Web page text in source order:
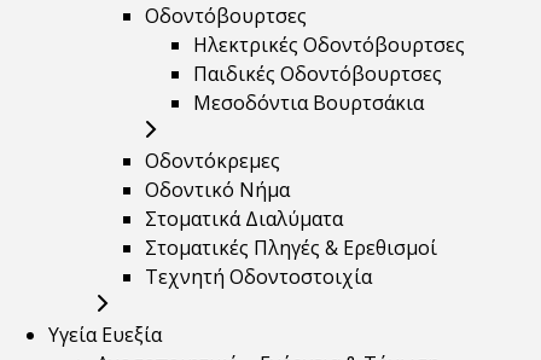
Οδοντόβουρτσες
Ηλεκτρικές Οδοντόβουρτσες
Παιδικές Οδοντόβουρτσες
Μεσοδόντια Βουρτσάκια
Οδοντόκρεμες
Οδοντικό Νήμα
Στοματικά Διαλύματα
Στοματικές Πληγές & Ερεθισμοί
Τεχνητή Οδοντοστοιχία
Υγεία Ευεξία